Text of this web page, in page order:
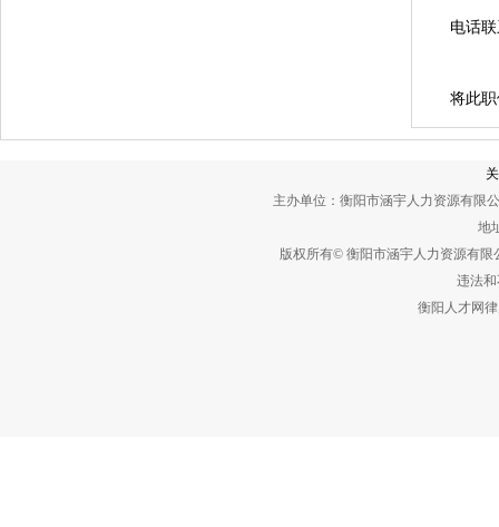
电话
将此
主办单位：衡阳市涵宇人力资源有限
地
版权所有© 衡阳市涵宇人力资源有
违法和
衡阳人才网